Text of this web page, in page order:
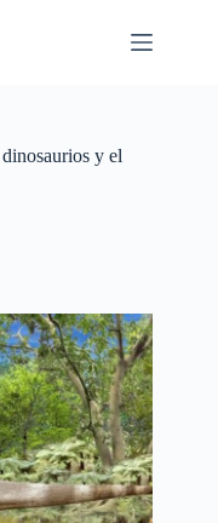
y el